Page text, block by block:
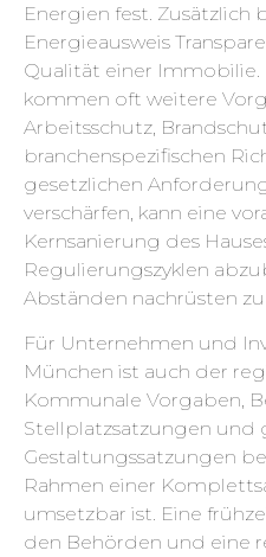
Energien fest. Zusätzlich
Energieausweis
Qualität einer Immobilie.
kommen oft weitere
Arbeitsschutz,
branchenspezifischen
gesetzlichen
verschärfen, kann eine
Kernsanierung des
Regulierungszyklen
Abständen nachrüsten zu
Für Unternehmen und
München ist auch der
Kommunale Vorgaben,
Stellplatzsatzungen und
Gestaltungssatzungen
Rahmen einer
umsetzbar ist. Eine
den Behörden und eine